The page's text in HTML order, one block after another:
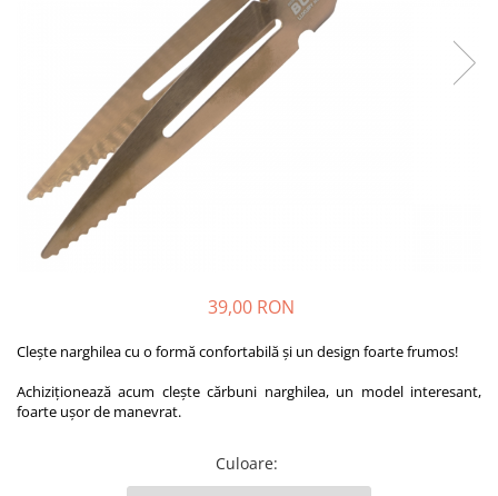
39,00 RON
Clește narghilea cu ​​o formă confortabilă și un design foarte frumos!
Achiziționează acum clește cărbuni narghilea, un model interesant,
foarte ușor de manevrat.
Culoare: